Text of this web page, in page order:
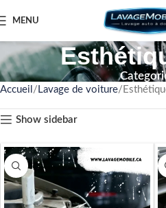
MENU
Accueil Lavage de voiture
Show sidebar